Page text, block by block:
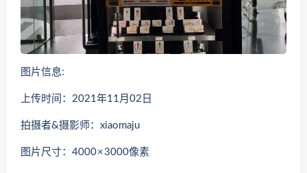
图片信息:
上传时间：2021年11月02日
拍摄者&摄影师：xiaomaju
图片尺寸：4000 × 3000像素